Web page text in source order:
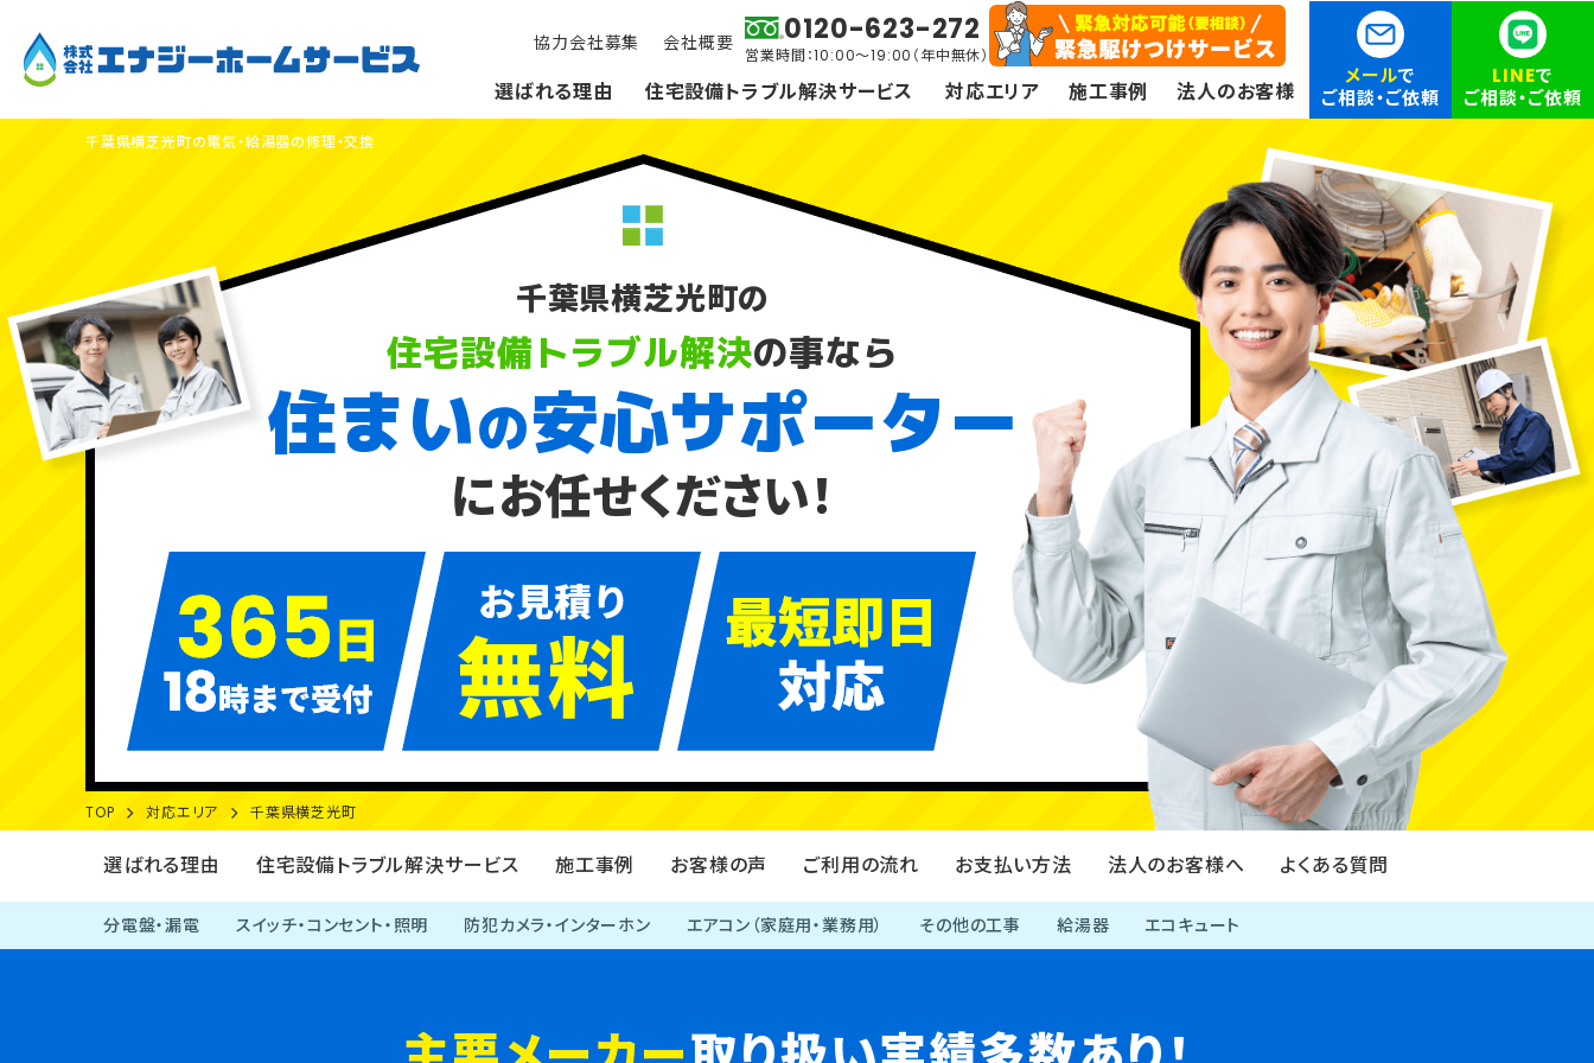
協力会社募集 会社概要 0120-623-272
営業時間：10:00～19:00（年中無休）
選ばれる理由 住宅設備トラブル解決サービス
分電盤・漏電 スイッチ・コンセント・照明 防犯カメラ・インターホン エアコン（家庭用・業務用）
給湯器 エコキュート 伐採・剪定・草刈り
対応エリア 施工事例 法人のお客様
メールで
ご相談・ご依頼
LINEで
ご相談・ご依頼
千葉県横芝光町の
住宅設備トラブル解決の事なら
住まいの安心サポーター
にお任せください！
千葉県横芝光町の電気・給湯器の修理・交換
TOP 対応エリア 千葉県横芝光町
選ばれる理由 住宅設備トラブル解決サービス 施工事例 お客様の声 ご利用の流れ お支払い方法 法人のお客様へ よくある質問
分電盤・漏電 スイッチ・コンセント・照明 防犯カメラ・インターホン エアコン（家庭用・業務用） その他の工事 給湯器 エコキュート